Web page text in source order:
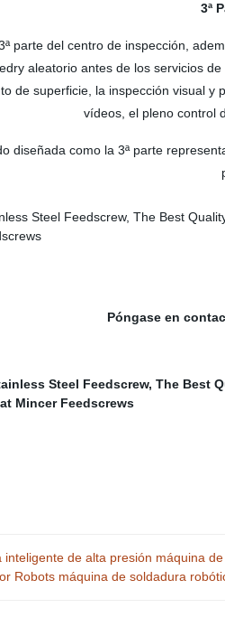
3ª
parte del centro de inspección,
aleatorio antes de los servicios
de superficie, la inspección visual
vídeos, el pleno control
diseñada como la 3ª parte
Póngase en
inteligente de alta presión máquina
Robots máquina de soldadura